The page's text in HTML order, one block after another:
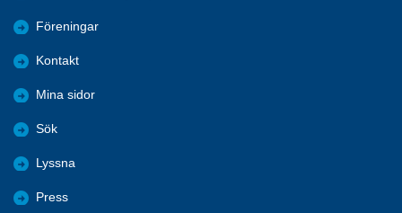
Föreningar
Kontakt
Mina sidor
Sök
Lyssna
Press